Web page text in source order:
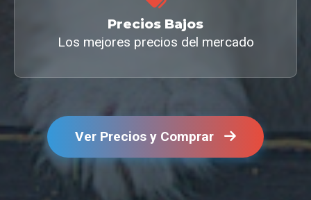
Precios Bajos
Los mejores precios del mercado
Ver Precios y Comprar